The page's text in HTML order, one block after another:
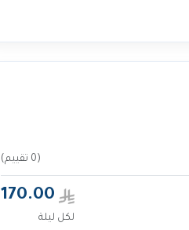
(0 تقييم)
170.00
لكل ليلة